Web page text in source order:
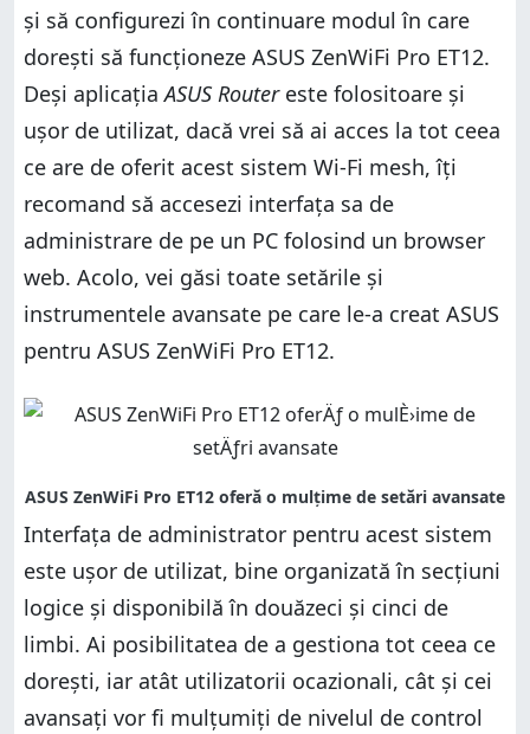
și să configurezi în continuare modul în care
dorești să funcționeze ASUS ZenWiFi Pro ET12.
Deși aplicațiaASUS Routereste folositoare și
ușor de utilizat, dacă vrei să ai acces la tot ceea
ce are de oferit acest sistem Wi-Fi mesh, îți
recomand să accesezi interfața sa de
administrare de pe un PC folosind un browser
web. Acolo, vei găsi toate setările și
instrumentele avansate pe care le-a creat ASUS
pentru ASUS ZenWiFi Pro ET12.
Interfața de administrator pentru acest sistem
este ușor de utilizat, bine organizată în secțiuni
logice și disponibilă în douăzeci și cinci de
limbi. Ai posibilitatea de a gestiona tot ceea ce
dorești, iar atât utilizatorii ocazionali, cât și cei
avansați vor fi mulțumiți de nivelul de control